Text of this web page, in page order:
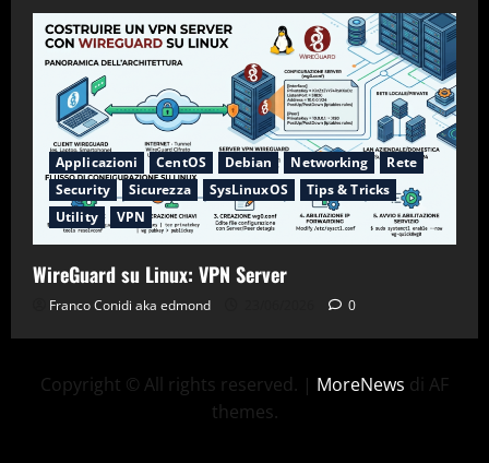
Applicazioni CentOS Debian Networking
Rete
Security
Sicurezza SysLinuxOS
Tips & Tricks
Utility
VPN
WireGuard su Linux: VPN Server
Franco Conidi aka edmond 0
Copyright © All rights reserved. | MoreNews di AF
themes.